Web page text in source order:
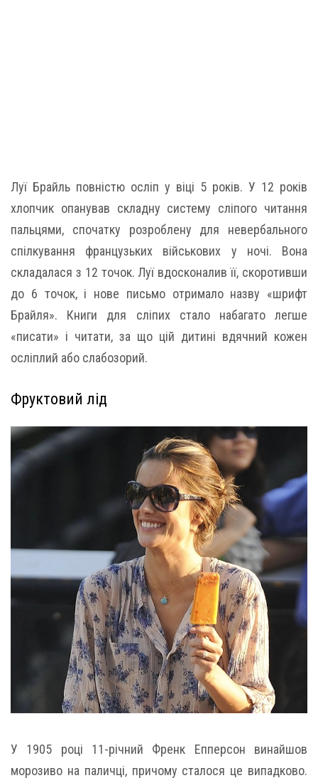
Луї Брайль повністю осліп у віці 5 років. У 12 років
хлопчик опанував складну систему сліпого читання
пальцями, спочатку розроблену для невербального
спілкування французьких військових у ночі. Вона
складалася з 12 точок. Луї вдосконалив її, скоротивши
до 6 точок, і нове письмо отримало назву «шрифт
Брайля». Книги для сліпих стало набагато легше
«писати» і читати, за що цій дитині вдячний кожен
осліплий або слабозорий.
Фруктовий лід
У 1905 році 11-річний Френк Епперсон винайшов
морозиво на паличці, причому сталося це випадково.